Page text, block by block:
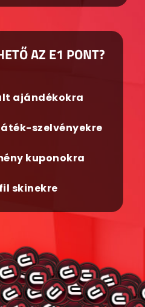
AZ E1 PONT?
ajándékokra
szelvényekre
kuponokra
skinekre